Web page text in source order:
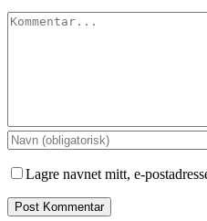
Comment
Lagre navnet mitt, e-